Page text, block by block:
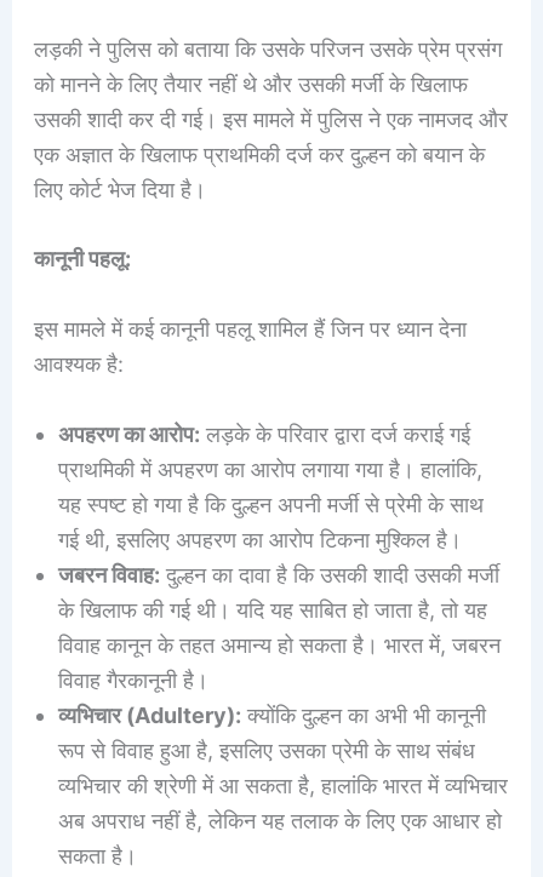
लड़की ने पुलिस को बताया कि उसके परिजन उसके प्रेम प्रसंग
को मानने के लिए तैयार नहीं थे और उसकी मर्जी के खिलाफ
उसकी शादी कर दी गई। इस मामले में पुलिस ने एक नामजद और
एक अज्ञात के खिलाफ प्राथमिकी दर्ज कर दुल्हन को बयान के
लिए कोर्ट भेज दिया है।
कानूनी पहलू:
इस मामले में कई कानूनी पहलू शामिल हैं जिन पर ध्यान देना
आवश्यक है:
अपहरण का आरोप: लड़के के परिवार द्वारा दर्ज कराई गई
प्राथमिकी में अपहरण का आरोप लगाया गया है। हालांकि,
यह स्पष्ट हो गया है कि दुल्हन अपनी मर्जी से प्रेमी के साथ
गई थी, इसलिए अपहरण का आरोप टिकना मुश्किल है।
जबरन विवाह: दुल्हन का दावा है कि उसकी शादी उसकी मर्जी
के खिलाफ की गई थी। यदि यह साबित हो जाता है, तो यह
विवाह कानून के तहत अमान्य हो सकता है। भारत में, जबरन
विवाह गैरकानूनी है।
व्यभिचार (Adultery): क्योंकि दुल्हन का अभी भी कानूनी
रूप से विवाह हुआ है, इसलिए उसका प्रेमी के साथ संबंध
व्यभिचार की श्रेणी में आ सकता है, हालांकि भारत में व्यभिचार
अब अपराध नहीं है, लेकिन यह तलाक के लिए एक आधार हो
सकता है।